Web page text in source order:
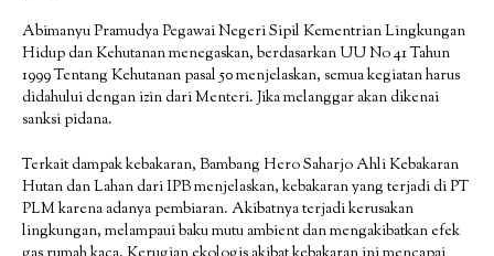
Abimanyu Pramudya Pegawai Negeri Sipil Kementrian Lingkungan
Hidup dan Kehutanan menegaskan, berdasarkan UU No 41 Tahun
1999 Tentang Kehutanan pasal 50 menjelaskan, semua kegiatan harus
didahului dengan izin dari Menteri. Jika melanggar akan dikenai
sanksi pidana.
Terkait dampak kebakaran, Bambang Hero Saharjo Ahli Kebakaran
Hutan dan Lahan dari IPB menjelaskan, kebakaran yang terjadi di PT
PLM karena adanya pembiaran. Akibatnya terjadi kerusakan
lingkungan, melampaui baku mutu ambient dan mengakibatkan efek